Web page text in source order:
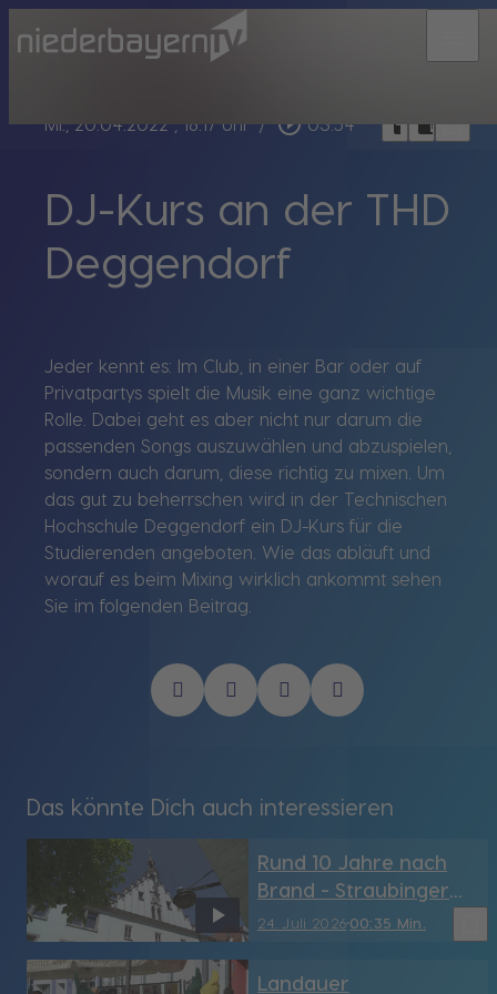
Mi., 20.04.2022, 18:17 Uhr / play_circle_outline 03:54 headphoneschrome_reader_modebookmark_border
DJ-Kurs an der THD
Deggendorf
Jeder kennt es: Im Club, in einer Bar oder auf
Privatpartys spielt die Musik eine ganz wichtige
Rolle. Dabei geht es aber nicht nur darum die
passenden Songs auszuwählen und abzuspielen,
sondern auch darum, diese richtig zu mixen. Um
das gut zu beherrschen wird in der Technischen
Hochschule Deggendorf ein DJ-Kurs für die
Studierenden angeboten. Wie das abläuft und
worauf es beim Mixing wirklich ankommt sehen
Sie im folgenden Beitrag.
Das könnte Dich auch interessieren
24. Juli 202600:35 Min.
Rund 10 Jahre nach
Brand - Straubinger
Rathaus hat sein
Türmchen wieder (SR)
Landauer